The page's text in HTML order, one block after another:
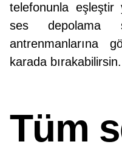
telefonunla eşleştir
ses depolama
antrenmanlarına
karada bırakabilirsin.
Tüm